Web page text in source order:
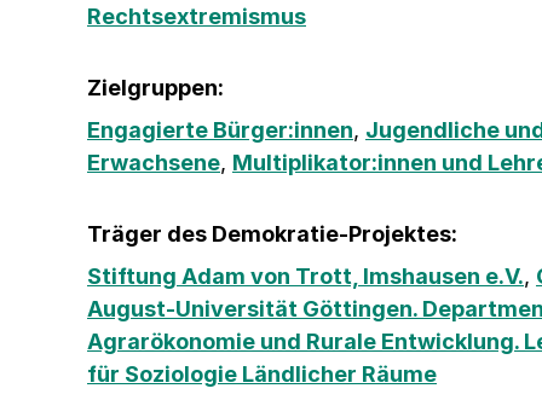
Rechtsextremismus
Zielgruppen:
Engagierte Bürger:innen, Jugendliche
Erwachsene, Multiplikator:innen und
Träger des Demokratie-Projektes:
Stiftung Adam von Trott, Imshausen e.V.,
August-Universität Göttingen.
Agrarökonomie und Rurale Entwicklung.
für Soziologie Ländlicher Räume